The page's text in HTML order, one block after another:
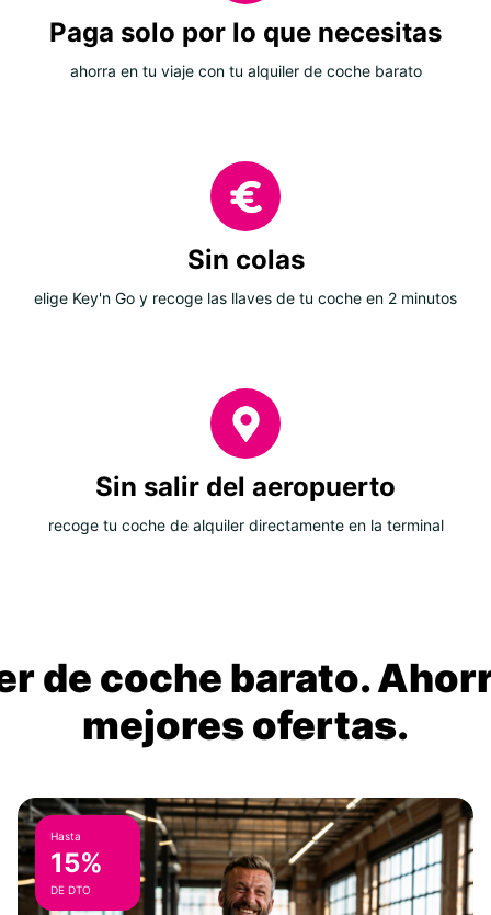
Paga solo por lo que necesitas
ahorra en tu viaje con tu alquiler de coche barato
Sin colas
elige Key'n Go y recoge las llaves de tu coche en 2 minutos
Sin salir del aeropuerto
recoge tu coche de alquiler directamente en la terminal
de coche barato.
mejores ofertas.
Hasta
15%
DE DTO